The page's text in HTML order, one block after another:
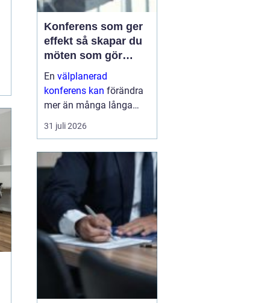
Konferens som ger
effekt så skapar du
möten som gör
skillnad
En välplanerad
konferens kan förändra
mer än många långa
mejltrådar och digitala
möten tillsammans. När
en tydlig riktning och
eller flera dagar, händer
31 juli 2026